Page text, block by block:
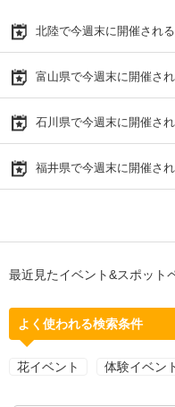
北陸で今週末に開催され
富山県で今週末に開催さ
石川県で今週末に開催さ
福井県で今週末に開催さ
最近見たイベント&スポット
よく使われる検索条件
花イベント 体験イベン